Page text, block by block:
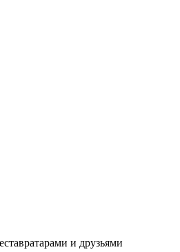
и друзьями